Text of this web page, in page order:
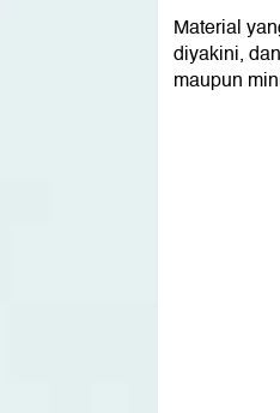
Material
diyakini,
maupun